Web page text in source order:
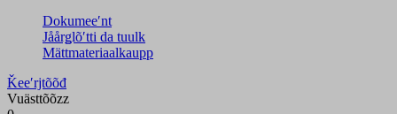
Dokumeeʹnt
Jåårǥlõʹtti da tuulk
Mättmateriaalkaupp
Ǩeeʹrjtõõđ
Vuästtõõzz